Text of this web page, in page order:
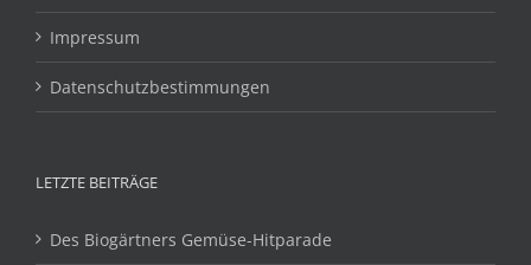
Impressum
Datenschutzbestimmungen
LETZTE BEITRÄGE
Des Biogärtners Gemüse-Hitparade